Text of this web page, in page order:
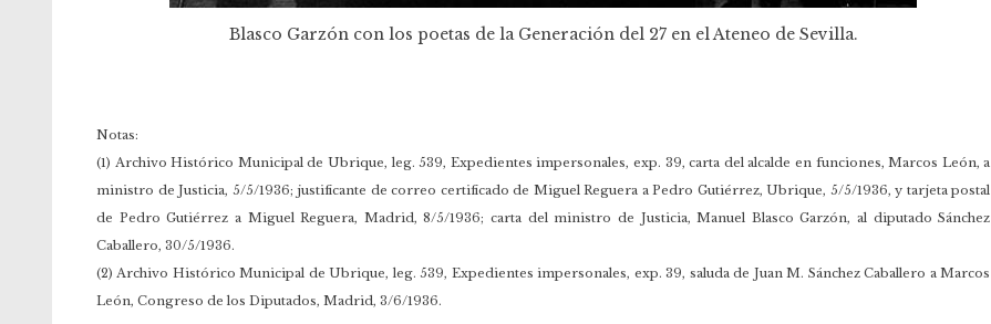
Blasco Garzón con los poetas de la Generación del 27 en el Ateneo de Sevilla.
Notas:
(1) Archivo Histórico Municipal de Ubrique, leg. 539, Expedientes impersonales, exp. 39, carta del alcalde en funciones, Marcos León, a
ministro de Justicia, 5/5/1936; justificante de correo certificado de Miguel Reguera a Pedro Gutiérrez, Ubrique, 5/5/1936, y tarjeta postal
de Pedro Gutiérrez a Miguel Reguera, Madrid, 8/5/1936; carta del ministro de Justicia, Manuel Blasco Garzón, al diputado Sánchez
Caballero, 30/5/1936.
(2) Archivo Histórico Municipal de Ubrique, leg. 539, Expedientes impersonales, exp. 39, saluda de Juan M. Sánchez Caballero a Marcos
León, Congreso de los Diputados, Madrid, 3/6/1936.